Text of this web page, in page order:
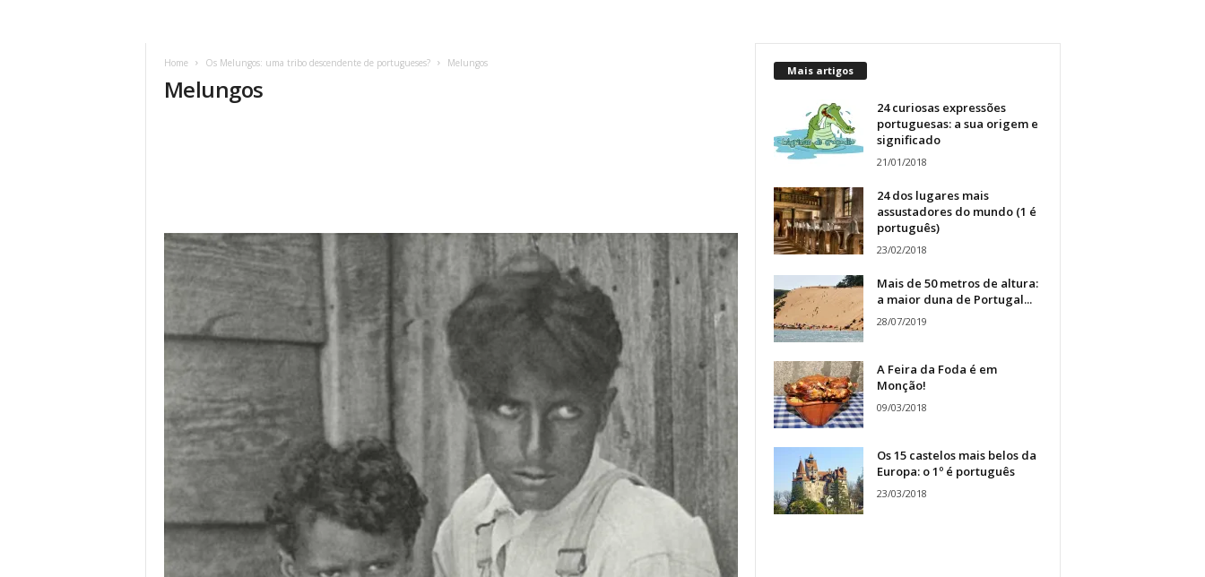
Home Os Melungos: uma tribo descendente de portugueses? Melungos
Melungos
Mais artigos
24 curiosas expressões
portuguesas: a sua origem e
significado
21/01/2018
24 dos lugares mais
assustadores do mundo (1 é
português)
23/02/2018
Mais de 50 metros de altura:
a maior duna de Portugal...
28/07/2019
A Feira da Foda é em
Monção!
09/03/2018
Os 15 castelos mais belos da
Europa: o 1º é português
23/03/2018